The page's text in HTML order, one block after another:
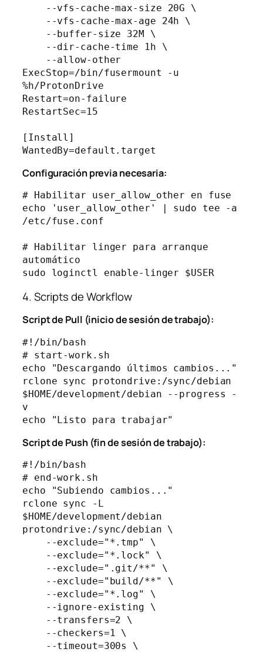
ExecStop=/bin/fusermount -u
%h/ProtonDrive
Restart=on-failure
RestartSec=15
[Install]
Configuración previa necesaria:
# Habilitar user_allow_other en fuse
echo 'user_allow_other' | sudo tee -a
/etc/fuse.conf
# Habilitar linger para arranque
automático
sudo loginctl enable-linger $USER
4. Scripts de Workflow
Script de Pull (inicio de sesión de trabajo):
#!/bin/bash
# start-work.sh
echo "Descargando últimos cambios..."
rclone sync protondrive:/sync/debian
$HOME/development/debian --progress -
v
Script de Push (fin de sesión de trabajo):
#!/bin/bash
# end-work.sh
echo "Subiendo cambios..."
rclone sync -L
$HOME/development/debian
protondrive:/sync/debian \